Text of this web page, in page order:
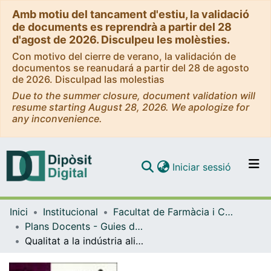
Amb motiu del tancament d'estiu, la validació
de documents es reprendrà a partir del 28
d'agost de 2026. Disculpeu les molèsties.
Con motivo del cierre de verano, la validación de
documentos se reanudará a partir del 28 de agosto
de 2026. Disculpad las molestias
Due to the summer closure, document validation will
resume starting August 28, 2026. We apologize for
any inconvenience.
Navega per tot el DD
Com publicar
Iniciar sessió (current)
Inici Institucional
Facultat de Farmàcia i Ciències de l'Alimentació
Plans Docents - Guies de l'estudiant (Facultat de Farmàcia i Ciències de l'Alimentació)
Qualitat a la indústria alimentària. Curs 2007-2008